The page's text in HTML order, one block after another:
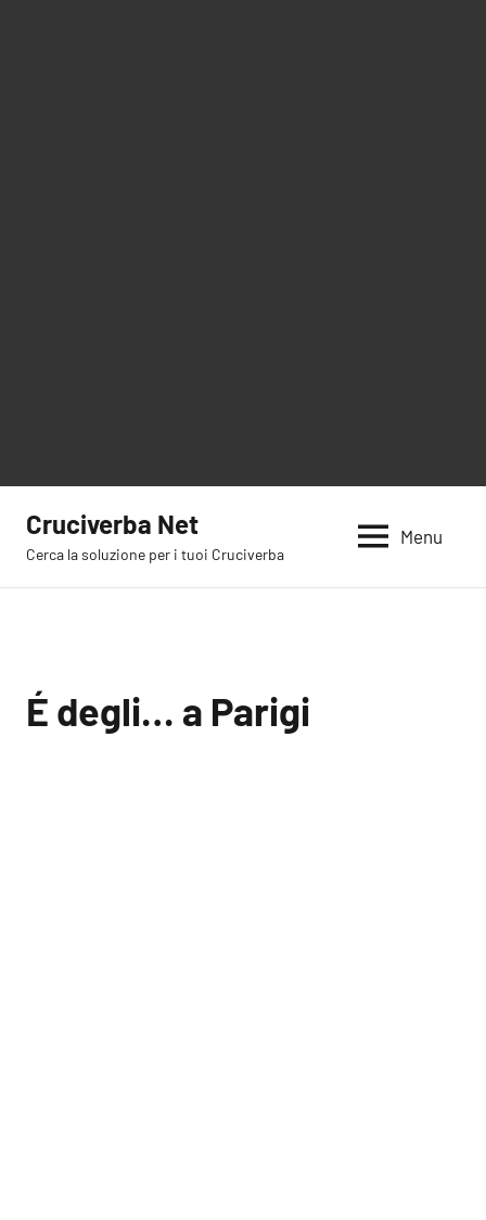
contenuto
Cruciverba Net
Cerca la soluzione per i tuoi Cruciverba
Menu
É degli… a Parigi